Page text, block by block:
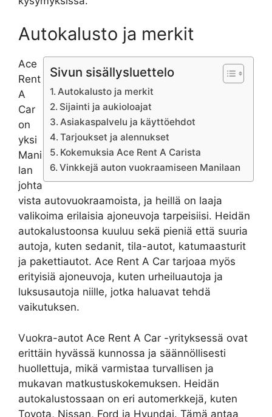
Autokalusto ja merkit
Sivun sisällysluettelo
Autokalusto ja merkit
Sijainti ja aukioloajat
Asiakaspalvelu ja käyttöehdot
Tarjoukset ja alennukset
Kokemuksia Ace Rent A Carista
Vinkkejä auton vuokraamiseen Manilaan
Ace
Rent
A
Car
on
yksi
Mani
lan
johta
vista autovuokraamoista, ja heillä on laaja
valikoima erilaisia ​​ajoneuvoja tarpeisiisi. Heidän
autokalustoonsa kuuluu sekä pieniä että suuria
autoja, kuten sedanit, tila-autot, katumaasturit
ja pakettiautot. Ace Rent A Car tarjoaa myös
erityisiä ajoneuvoja, kuten urheiluautoja ja
luksusautoja niille, jotka haluavat tehdä
vaikutuksen.
Vuokra-autot Ace Rent A Car -yrityksessä ovat
erittäin hyvässä kunnossa ja säännöllisesti
huollettuja, mikä varmistaa turvallisen ja
mukavan matkustuskokemuksen. Heidän
autokalustossaan on eri automerkkejä, kuten
Toyota, Nissan, Ford ja Hyundai. Tämä antaa